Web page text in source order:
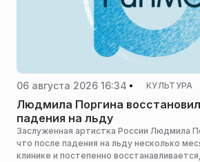
06 августа 2026 16:34 КУЛЬТУРА
Людмила Поргина
падения на льду
Заслуженная артистка России Людмила
что после падения на льду несколько
клинике и постепенно